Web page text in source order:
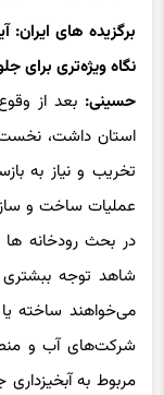
نگاه ویژه‌تری برای
حسینی: بعد از
استان داشت،
تخریب و نیاز به
عملیات ساخت و
در بحث رودخانه
‌شاهد توجه
می‌خواهند ساخته
شرکت‌های آب و
مربوط به آبخیزداری